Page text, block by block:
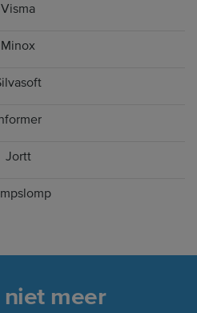
Visma
Minox
Jortt
meer